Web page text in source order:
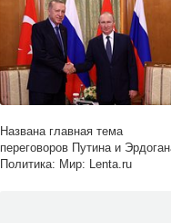
Названа главная тема
переговоров Путина и
Политика: Мир: Lenta.ru